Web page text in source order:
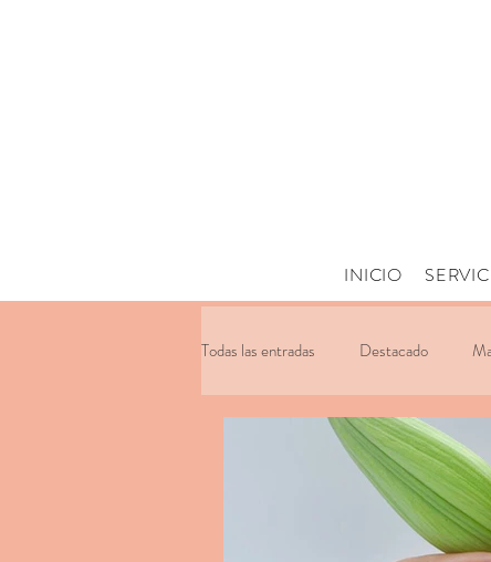
INICIO
Todas las entradas Destacado